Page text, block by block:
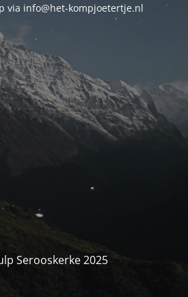
via info@het-kompjoetertje.nl
Serooskerke 2025